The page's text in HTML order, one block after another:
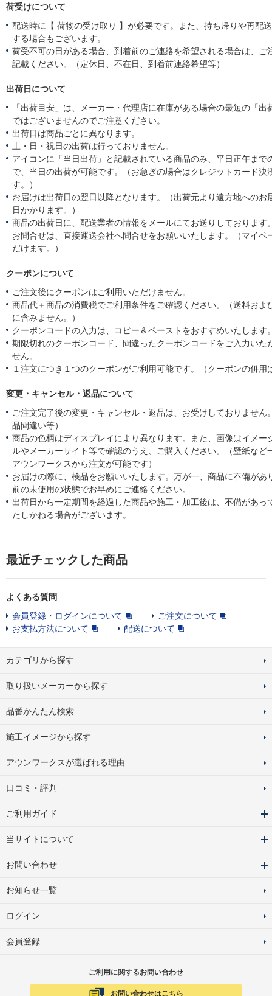
荷受けについて
配送時に【 荷物の受け取り 】が必要です。また、持ち帰りや再配
する場合もございます。
荷受不可の日がある場合、到着前のご連絡を希望される場合は、ご
記載ください。（定休日、不在日、到着前連絡希望等）
出荷日について
「出荷目安」は、メーカー・代理店に在庫がある場合の最短の「出
ではございませんのでご注意ください。
出荷日は商品ごとに異なります。
土・日・祝日の出荷は行っておりません。
アイコンに「当日出荷」と記載されている商品のみ、平日正午まで
で、当日の出荷が可能です。（お急ぎの場合はクレジットカード決
す。）
お届けは出荷日の翌日以降となります。（出荷元より遠方地へのお
日かかります。）
商品の出荷日に、配送業者の情報をメールにてお送りしております
お問合せは、直接運送会社へ問合せをお願いいたします。（マイペ
だけます。）
クーポンについて
ご注文後にクーポンはご利用いただけません。
商品代＋商品の消費税でご利用条件をご確認ください。（送料およ
に含みません。）
クーポンコードの入力は、コピー＆ペーストをおすすめいたします
期限切れのクーポンコード、間違ったクーポンコードをご入力いた
せん。
１注文につき１つのクーポンがご利用可能です。（クーポンの併用
変更・キャンセル・返品について
ご注文完了後の変更・キャンセル・返品は、お受けしておりません
品間違い等）
商品の色柄はディスプレイにより異なります。また、画像はイメー
ルやメーカーサイト等で確認のうえ、ご購入ください。（壁紙など
アウンワークスから注文が可能です）
お届けの際に、検品をお願いいたします。万が一、商品に不備があ
前の未使用の状態でお早めにご連絡ください。
出荷日から一定期間を経過した商品や施工・加工後は、不備があっ
たしかねる場合がございます。
最近チェックした商品
よくある質問
会員登録・ログインについて
ご注文について
お支払方法について
配送について
カテゴリから探す
取り扱いメーカーから探す
品番かんたん検索
施工イメージから探す
アウンワークスが選ばれる理由
口コミ・評判
ご利用ガイド
当サイトについて
お問い合わせ
お知らせ一覧
ログイン
会員登録
ご利用に関するお問い合わせ
お問い合わせはこちら